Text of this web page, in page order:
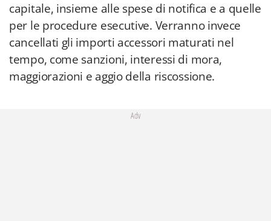
capitale, insieme alle spese di notifica e a quelle
per le procedure esecutive. Verranno invece
cancellati gli importi accessori maturati nel
tempo, come sanzioni, interessi di mora,
maggiorazioni e aggio della riscossione.
Adv